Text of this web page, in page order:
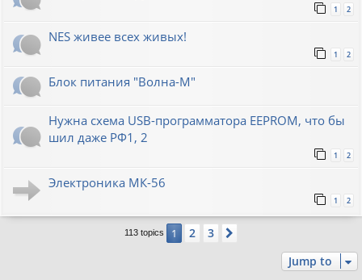
1 2
NES живее всех живых!
1 2
Блок питания "Волна-М"
Нужна схема USB-программатора EEPROM, что бы
шил даже РФ1, 2
1 2
Электроника МК-56
1 2
113 topics 1 2 3
Jump to